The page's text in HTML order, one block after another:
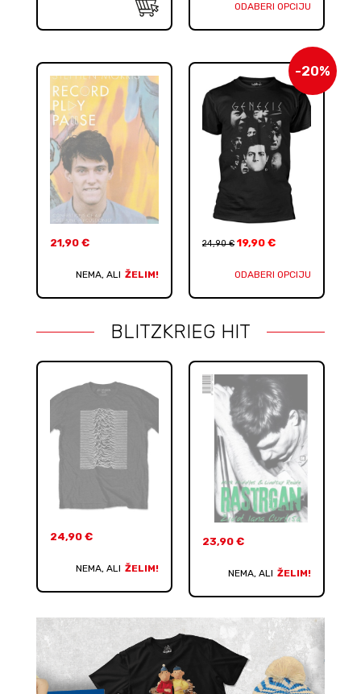
ODABERI OPCIJU
21,90 €
NEMA, ALI ŽELIM!
-20%
24,90€ 19,90 €
ODABERI OPCIJU
BLITZKRIEG HIT
24,90 €
NEMA, ALI ŽELIM!
23,90 €
NEMA, ALI ŽELIM!